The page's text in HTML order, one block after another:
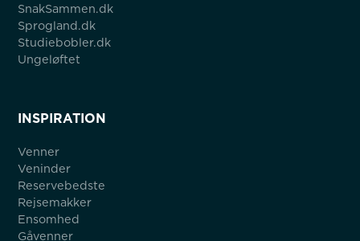
SnakSammen.dk
Sprogland.dk
Studiebobler.dk
Ungeløftet
INSPIRATION
Venner
Veninder
Reservebedste
Rejsemakker
Ensomhed
Gåvenner